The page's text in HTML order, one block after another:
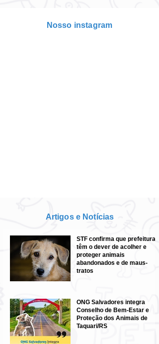
Nosso instagram
Artigos e Notícias
STF confirma que prefeituras
têm o dever de acolher e
proteger animais
abandonados e de maus-
tratos
ONG Salvadores integra
Conselho de Bem-Estar e
Proteção dos Animais de
Taquari/RS